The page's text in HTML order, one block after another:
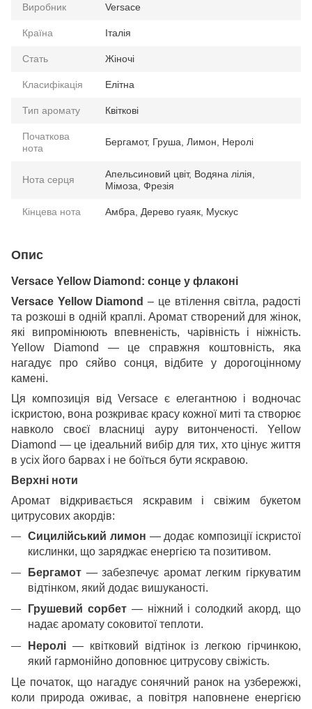
Виробник Versace
Країна Італія
Стать Жіночі
Класифікація Елітна
Тип аромату Квіткові
Початкова
нота
Бергамот, Груша, Лимон, Неролі
Нота серця
Апельсиновий цвіт, Водяна лілія,
Мімоза, Фрезія
Кінцева нота Амбра, Дерево гуаяк, Мускус
Опис
Versace Yellow Diamond: сонце у флаконі
Versace Yellow Diamond – це втілення світла, радості
та розкоші в одній краплі. Аромат створений для жінок,
які випромінюють впевненість, чарівність і ніжність.
Yellow Diamond — це справжня коштовність, яка
нагадує про сяйво сонця, відбите у дорогоцінному
камені.
Ця композиція від Versace є елегантною і водночас
іскристою, вона розкриває красу кожної миті та створює
навколо своєї власниці ауру витонченості. Yellow
Diamond — це ідеальний вибір для тих, хто цінує життя
в усіх його барвах і не боїться бути яскравою.
Верхні ноти
Аромат відкривається яскравим і свіжим букетом
цитрусових акордів:
Сицилійський лимон — додає композиції іскристої
кислинки, що заряджає енергією та позитивом.
Бергамот — забезпечує аромат легким гіркуватим
відтінком, який додає вишуканості.
Грушевий сорбет— ніжний і солодкий акорд, що
надає аромату соковитої теплоти.
Неролі — квітковий відтінок із легкою гірчинкою,
який гармонійно доповнює цитрусову свіжість.
Це початок, що нагадує сонячний ранок на узбережжі,
коли природа оживає, а повітря наповнене енергією